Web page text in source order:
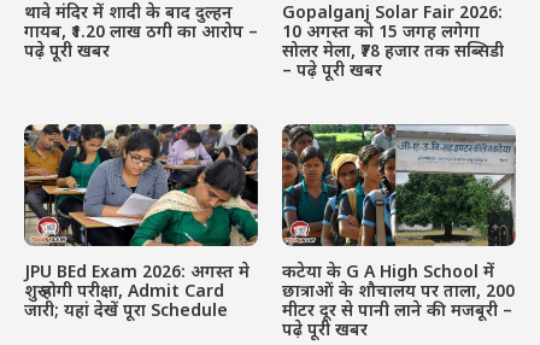
थावे मंदिर में शादी के बाद दुल्हन
गायब, ₹1.20 लाख ठगी का आरोप –
पढ़े पूरी खबर
Gopalganj Solar Fair 2026:
10 अगस्त को 15 जगह लगेगा
सोलर मेला, ₹78 हजार तक सब्सिडी
– पढ़े पूरी खबर
JPU BEd Exam 2026: अगस्त मे
शुरू होगी परीक्षा, Admit Card
जारी; यहां देखें पूरा Schedule
कटेया के G A High School में
छात्राओं के शौचालय पर ताला, 200
मीटर दूर से पानी लाने की मजबूरी –
पढ़े पूरी खबर